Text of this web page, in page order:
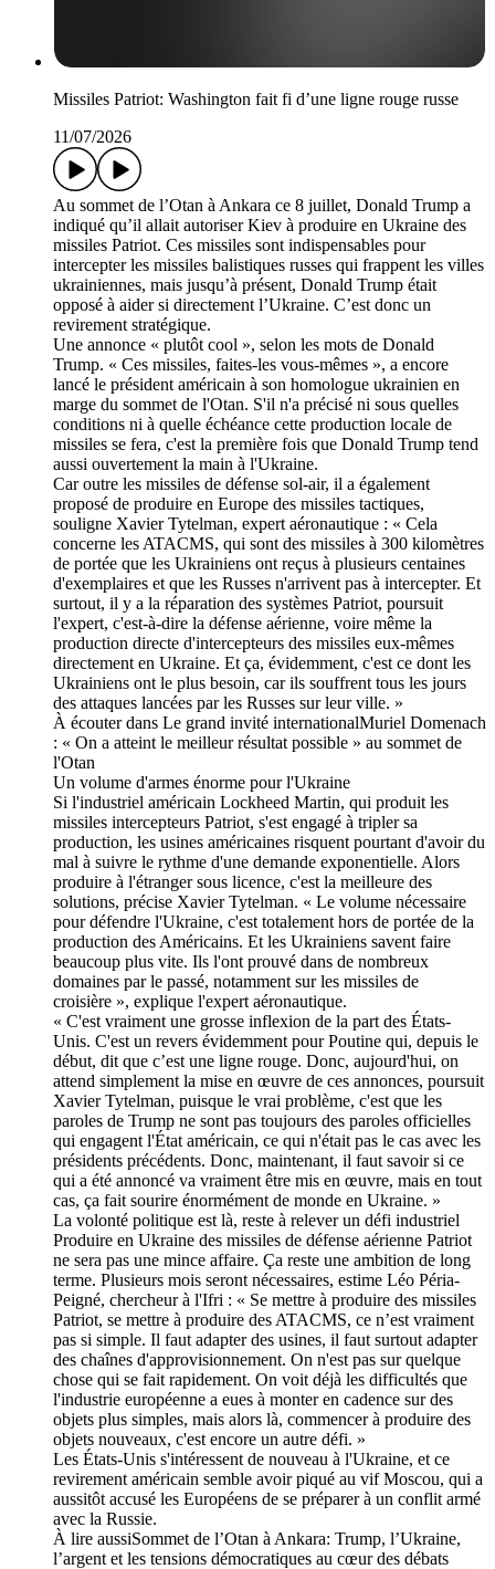
Missiles Patriot: Washington fait fi d’une ligne rouge russe
11/07/2026
Au sommet de l’Otan à Ankara ce 8 juillet, Donald Trump a
indiqué qu’il allait autoriser Kiev à produire en Ukraine des
missiles Patriot. Ces missiles sont indispensables pour
intercepter les missiles balistiques russes qui frappent les villes
ukrainiennes, mais jusqu’à présent, Donald Trump était
opposé à aider si directement l’Ukraine. C’est donc un
revirement stratégique.
Une annonce « plutôt cool », selon les mots de Donald
Trump. « Ces missiles, faites-les vous-mêmes », a encore
lancé le président américain à son homologue ukrainien en
marge du sommet de l'Otan. S'il n'a précisé ni sous quelles
conditions ni à quelle échéance cette production locale de
missiles se fera, c'est la première fois que Donald Trump tend
aussi ouvertement la main à l'Ukraine.
Car outre les missiles de défense sol-air, il a également
proposé de produire en Europe des missiles tactiques,
souligne Xavier Tytelman, expert aéronautique : « Cela
concerne les ATACMS, qui sont des missiles à 300 kilomètres
de portée que les Ukrainiens ont reçus à plusieurs centaines
d'exemplaires et que les Russes n'arrivent pas à intercepter. Et
surtout, il y a la réparation des systèmes Patriot, poursuit
l'expert, c'est-à-dire la défense aérienne, voire même la
production directe d'intercepteurs des missiles eux-mêmes
directement en Ukraine. Et ça, évidemment, c'est ce dont les
Ukrainiens ont le plus besoin, car ils souffrent tous les jours
des attaques lancées par les Russes sur leur ville. »
À écouter dans Le grand invité internationalMuriel Domenach
: « On a atteint le meilleur résultat possible » au sommet de
l'Otan
Un volume d'armes énorme pour l'Ukraine
Si l'industriel américain Lockheed Martin, qui produit les
missiles intercepteurs Patriot, s'est engagé à tripler sa
production, les usines américaines risquent pourtant d'avoir du
mal à suivre le rythme d'une demande exponentielle. Alors
produire à l'étranger sous licence, c'est la meilleure des
solutions, précise Xavier Tytelman. « Le volume nécessaire
pour défendre l'Ukraine, c'est totalement hors de portée de la
production des Américains. Et les Ukrainiens savent faire
beaucoup plus vite. Ils l'ont prouvé dans de nombreux
domaines par le passé, notamment sur les missiles de
croisière », explique l'expert aéronautique.
« C'est vraiment une grosse inflexion de la part des États-
Unis. C'est un revers évidemment pour Poutine qui, depuis le
début, dit que c’est une ligne rouge. Donc, aujourd'hui, on
attend simplement la mise en œuvre de ces annonces, poursuit
Xavier Tytelman, puisque le vrai problème, c'est que les
paroles de Trump ne sont pas toujours des paroles officielles
qui engagent l'État américain, ce qui n'était pas le cas avec les
présidents précédents. Donc, maintenant, il faut savoir si ce
qui a été annoncé va vraiment être mis en œuvre, mais en tout
cas, ça fait sourire énormément de monde en Ukraine. »
La volonté politique est là, reste à relever un défi industriel
Produire en Ukraine des missiles de défense aérienne Patriot
ne sera pas une mince affaire. Ça reste une ambition de long
terme. Plusieurs mois seront nécessaires, estime Léo Péria-
Peigné, chercheur à l'Ifri : « Se mettre à produire des missiles
Patriot, se mettre à produire des ATACMS, ce n’est vraiment
pas si simple. Il faut adapter des usines, il faut surtout adapter
des chaînes d'approvisionnement. On n'est pas sur quelque
chose qui se fait rapidement. On voit déjà les difficultés que
l'industrie européenne a eues à monter en cadence sur des
objets plus simples, mais alors là, commencer à produire des
objets nouveaux, c'est encore un autre défi. »
Les États-Unis s'intéressent de nouveau à l'Ukraine, et ce
revirement américain semble avoir piqué au vif Moscou, qui a
aussitôt accusé les Européens de se préparer à un conflit armé
avec la Russie.
À lire aussiSommet de l’Otan à Ankara: Trump, l’Ukraine,
l’argent et les tensions démocratiques au cœur des débats